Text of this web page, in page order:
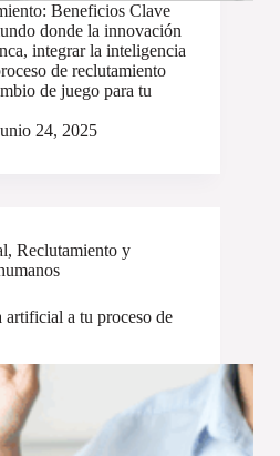
Beneficios Clave
donde la innovación
integrar la inteligencia
de reclutamiento
de juego para tu
24, 2025
, Reclutamiento y
a tu proceso de